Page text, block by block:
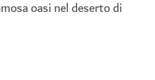
oasi nel deserto di